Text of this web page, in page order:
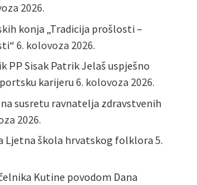
2026.
konja „Tradicija prošlosti –
6. kolovoza 2026.
PP Sisak Patrik Jelaš uspješno
karijeru 6. kolovoza 2026.
susretu ravnatelja zdravstvenih
2026.
Ljetna škola hrvatskog folklora 5.
Kutine povodom Dana